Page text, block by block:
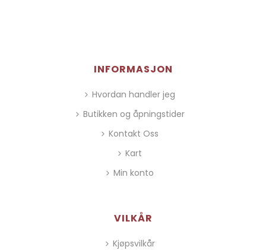
INFORMASJON
Hvordan handler jeg
Butikken og åpningstider
Kontakt Oss
Kart
Min konto
VILKÅR
Kjøpsvilkår